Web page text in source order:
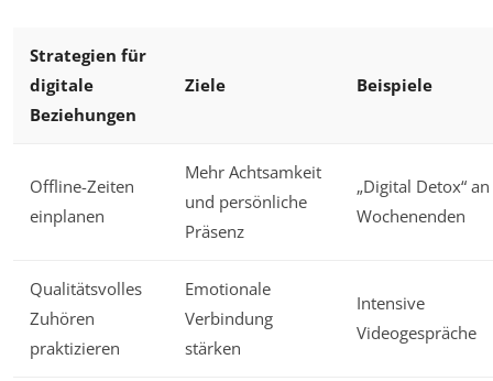
Strategien für
digitale
Beziehungen
Ziele Beispiele
Offline-Zeiten
einplanen
Mehr Achtsamkeit
und persönliche
Präsenz
„Digital Detox“ an
Wochenenden
Qualitätsvolles
Zuhören
praktizieren
Emotionale
Verbindung
stärken
Intensive
Videogespräche